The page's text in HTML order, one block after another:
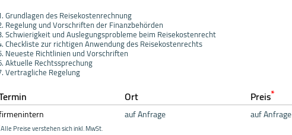
Grundlagen des Reisekostenrechnung
Regelung und Vorschriften der Finanzbehörden
Schwierigkeit und Auslegungsprobleme beim Reisekostenrecht
Checkliste zur richtigen Anwendung des Reisekostenrechts
Neueste Richtlinien und Vorschriften
Aktuelle Rechtssprechung
Vertragliche Regelung
Ort Preis*
auf Anfrage auf Anfrage
Alle Preise verstehen sich inkl. MwSt.